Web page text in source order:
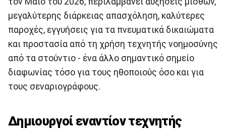
μεγαλύτερης διάρκειας απασχόληση, καλύτερες
παροχές, εγγυήσεις για τα πνευματικά δικαιώματα
και προστασία από τη χρήση τεχνητής νοημοσύνης
από τα στούντιο - ένα άλλο σημαντικό σημείο
διαφωνίας τόσο για τους ηθοποιούς όσο και για
τους σεναριογράφους.
Δημιουργοί εναντίον τεχνητής